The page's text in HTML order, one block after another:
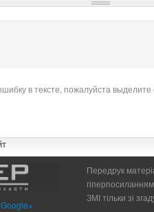
в тексте, пожалуйста
Google+
Передрук
ЗМІ тільки зі